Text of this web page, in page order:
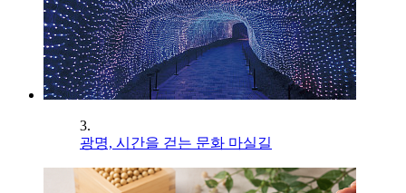
3.
광명, 시간을 걷는 문화 마실길